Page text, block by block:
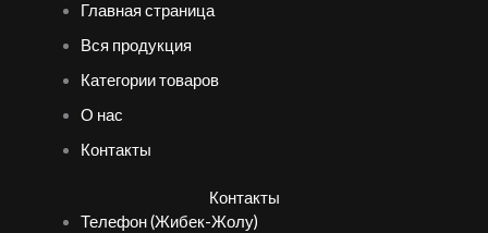
Главная страница
Вся продукция
Категории товаров
О нас
Контакты
Контакты
Телефон (Жибек-Жолу)